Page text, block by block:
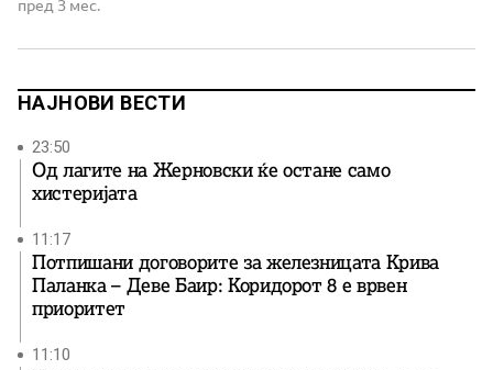
пред 3 мес.
НАЈНОВИ ВЕСТИ
23:50
Од лагите на Жерновски ќе остане само
хистеријата
11:17
Потпишани договорите за железницата Крива
Паланка – Деве Баир: Коридорот 8 е врвен
приоритет
11:10